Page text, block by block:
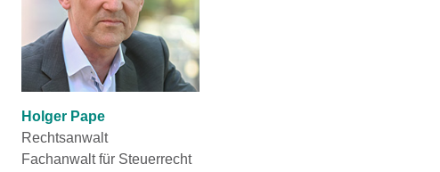
Holger Pape
Rechtsanwalt
Fachanwalt für Steuerrecht